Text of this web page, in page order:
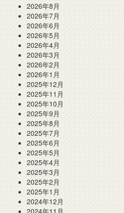
2026年8月
2026年7月
2026年6月
2026年5月
2026年4月
2026年3月
2026年2月
2026年1月
2025年12月
2025年11月
2025年10月
2025年9月
2025年8月
2025年7月
2025年6月
2025年5月
2025年4月
2025年3月
2025年2月
2025年1月
2024年12月
2024年11月